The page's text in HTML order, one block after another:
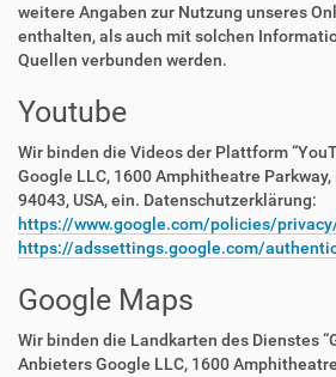
weitere Angaben zur Nutzung unseres
enthalten, als auch mit solchen
Quellen verbunden werden.
Youtube
Wir binden die Videos der Plattform
Google LLC, 1600 Amphitheatre
94043, USA, ein. Datenschutzerklärung:
https://www.google.com/policies/
https://adssettings.google.com/
Google Maps
Wir binden die Landkarten des Dienstes
Anbieters Google LLC, 1600